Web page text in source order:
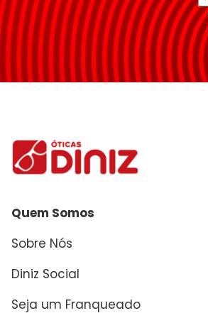
Quem Somos
Sobre Nós
Diniz Social
Seja um Franqueado